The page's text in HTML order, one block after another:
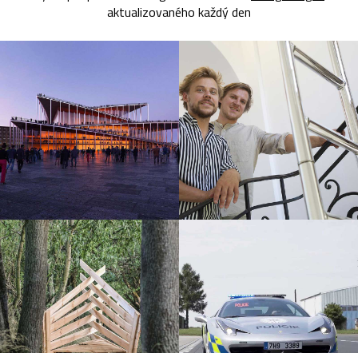
aktualizovaného každý den